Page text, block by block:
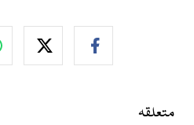
متعلقہ